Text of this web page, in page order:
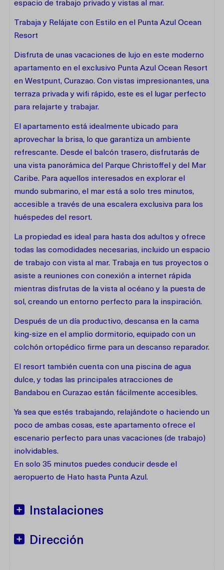
espacio de trabajo privado y vistas al mar.
Trabaja y Relájate con Estilo en el Punta Azul Ocean
Resort
Disfruta de unas vacaciones de lujo en este moderno
apartamento en el exclusivo Punta Azul Ocean Resort
en Westpunt, Curazao. Con vistas impresionantes, una
terraza privada y wifi rápido, este es el lugar perfecto
para relajarte y trabajar.
El apartamento está idealmente ubicado para
aprovechar la brisa, lo que garantiza un ambiente
refrescante. Desde el balcón trasero, disfrutarás de
una vista panorámica del Parque Christoffel y del Mar
Caribe. Para aquellos interesados en explorar el
mundo submarino, el mar está a solo tres minutos,
accesible a través de una escalera exclusiva para los
huéspedes del resort.
La propiedad es ideal para hasta dos adultos y ofrece
todas las comodidades necesarias, incluido un espacio
de trabajo con vista al mar. Trabaja en tus proyectos o
asiste a reuniones con conexión a internet rápida
mientras disfrutas de la vista al océano y la puesta de
sol, creando un entorno perfecto para la inspiración.
Después de un día productivo, descansa en la cama
king-size en el amplio dormitorio, equipado con un
colchón ortopédico firme para un descanso reparador.
El resort también cuenta con una piscina de agua
dulce, y todas las principales atracciones de
Bandabou en Curazao están fácilmente accesibles.
Ya sea que estés trabajando, relajándote o haciendo un
poco de ambas cosas, este apartamento ofrece el
escenario perfecto para unas vacaciones (de trabajo)
inolvidables.
En solo 35 minutos puedes conducir desde el
aeropuerto de Hato hasta Punta Azul.
Instalaciones
Dirección